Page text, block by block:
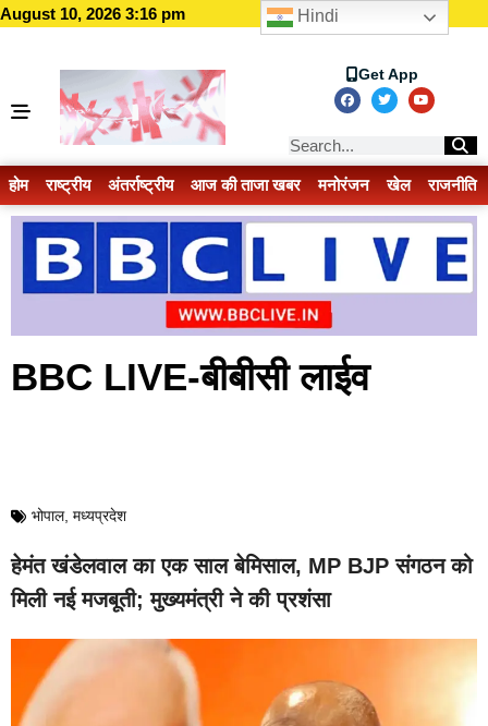
August 10, 2026 3:16 pm
Get App
होम राष्ट्रीय अंतर्राष्ट्रीय आज की ताजा खबर मनोरंजन खेल राजनीति
BBC LIVE-बीबीसी लाईव
भोपाल, मध्यप्रदेश
हेमंत खंडेलवाल का एक साल बेमिसाल, MP BJP संगठन को
मिली नई मजबूती; मुख्यमंत्री ने की प्रशंसा
Hindi